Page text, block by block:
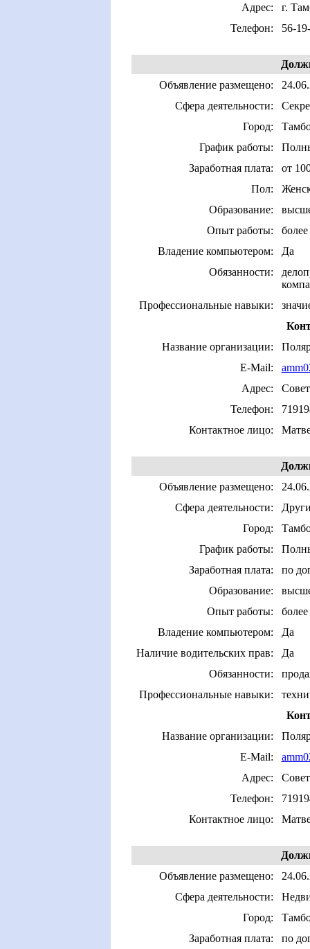
Адрес:
г.
Телефон:
56-
Объявление размещено:
Сфера деятельности:
Город:
График работы:
Заработная плата:
от
Пол:
Образование:
Опыт работы:
Владение компьютером:
Да
Обязанности:
Профессиональные навыки:
Название организации:
E-Mail:
Адрес:
Телефон:
Контактное лицо:
Объявление размещено:
Сфера деятельности:
Город:
График работы:
Заработная плата:
по
Образование:
Опыт работы:
Владение компьютером:
Да
Наличие водительских прав:
Да
Обязанности:
Профессиональные навыки:
Название организации:
E-Mail:
Адрес:
Телефон:
Контактное лицо:
Объявление размещено:
Сфера деятельности:
Город:
Заработная плата:
по